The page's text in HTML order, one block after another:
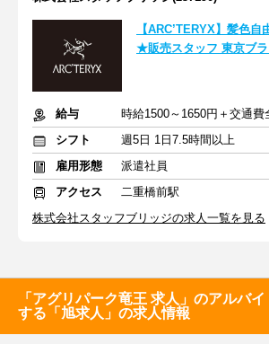
【ARC’TERYX】髪色
★販売スタッフ 東京ブ
給与
時給1500～1650円＋交通費
シフト
週5日 1日7.5時間以上
雇用形態
派遣社員
アクセス
二重橋前駅
株式会社スタッフブリッジの求人一覧を見る
「アグリパーク竜王 求人」のアルバ
する「旭求人」の求人情報